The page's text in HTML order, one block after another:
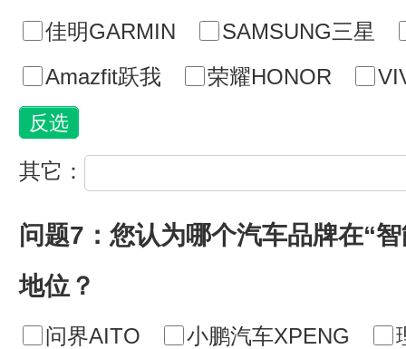
佳明GARMIN
SAMSUNG三星
Amazfit跃我
荣耀HONOR
其它：
问题7：您认为哪个汽车品牌在“
地位？
问界AITO 小鹏汽车XPENG